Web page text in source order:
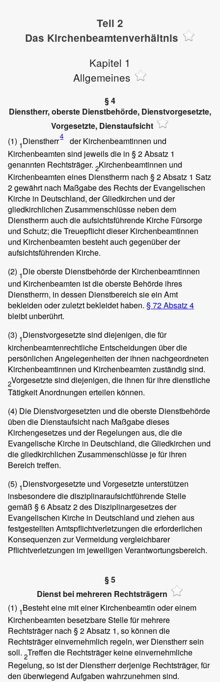
Teil 2
Das Kirchenbeamtenverhältnis
Kapitel 1
Allgemeines
§ 4
Dienstherr, oberste Dienstbehörde, Dienstvorgesetzte,
Vorgesetzte, Dienstaufsicht
(1) 1Dienstherr4
der Kirchenbeamtinnen und
Kirchenbeamten sind jeweils die in § 2 Absatz 1
genannten Rechtsträger. 2Kirchenbeamtinnen und
Kirchenbeamten eines Dienstherrn nach § 2 Absatz 1 Satz
2 gewährt nach Maßgabe des Rechts der Evangelischen
Kirche in Deutschland, der Gliedkirchen und der
gliedkirchlichen Zusammenschlüsse neben dem
Dienstherrn auch die aufsichtsführende Kirche Fürsorge
und Schutz; die Treuepflicht dieser Kirchenbeamtinnen
und Kirchenbeamten besteht auch gegenüber der
aufsichtsführenden Kirche.
(2) 1Die oberste Dienstbehörde der Kirchenbeamtinnen
und Kirchenbeamten ist die oberste Behörde ihres
Dienstherrn, in dessen Dienstbereich sie ein Amt
bekleiden oder zuletzt bekleidet haben. § 72 Absatz 4
bleibt unberührt.
(3) 1Dienstvorgesetzte sind diejenigen, die für
kirchenbeamtenrechtliche Entscheidungen über die
persönlichen Angelegenheiten der ihnen nachgeordneten
Kirchenbeamtinnen und Kirchenbeamten zuständig sind.
2Vorgesetzte sind diejenigen, die ihnen für ihre dienstliche
Tätigkeit Anordnungen erteilen können.
(4) Die Dienstvorgesetzten und die oberste Dienstbehörde
üben die Dienstaufsicht nach Maßgabe dieses
Kirchengesetzes und der Regelungen aus, die die
Evangelische Kirche in Deutschland, die Gliedkirchen und
die gliedkirchlichen Zusammenschlüsse je für ihren
Bereich treffen.
(5) 1Dienstvorgesetzte und Vorgesetzte unterstützen
insbesondere die disziplinaraufsichtführende Stelle
gemäß § 6 Absatz 2 des Disziplinargesetzes der
Evangelischen Kirche in Deutschland und ziehen aus
festgestellten Amtspflichtverletzungen die erforderlichen
Konsequenzen zur Vermeidung vergleichbarer
Pflichtverletzungen im jeweiligen Verantwortungsbereich.
§ 5
Dienst bei mehreren Rechtsträgern
(1) 1Besteht eine mit einer Kirchenbeamtin oder einem
Kirchenbeamten besetzbare Stelle für mehrere
Rechtsträger nach § 2 Absatz 1, so können die
Rechtsträger einvernehmlich regeln, wer Dienstherr sein
soll. 2Treffen die Rechtsträger keine einvernehmliche
Regelung, so ist der Dienstherr derjenige Rechtsträger, für
den überwiegend Aufgaben wahrzunehmen sind.